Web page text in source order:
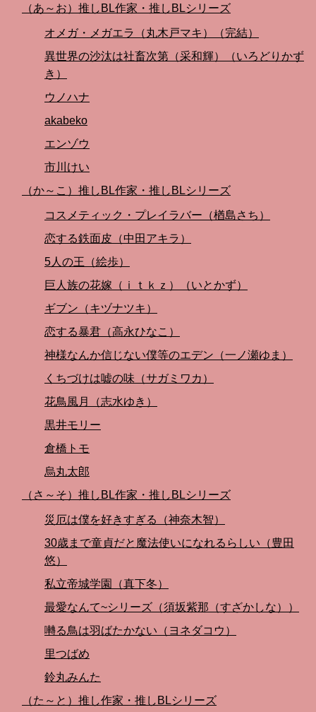
（あ～お）推しBL作家・推しBLシリーズ
オメガ・メガエラ（丸木戸マキ）（完結）
異世界の沙汰は社畜次第（采和輝）（いろどりかず
き）
ウノハナ
akabeko
エンゾウ
市川けい
（か～こ）推しBL作家・推しBLシリーズ
コスメティック・プレイラバー（楢島さち）
恋する鉄面皮（中田アキラ）
5人の王（絵歩）
巨人族の花嫁（ｉｔｋｚ）（いとかず）
ギブン（キヅナツキ）
恋する暴君（高永ひなこ）
神様なんか信じない僕等のエデン（一ノ瀬ゆま）
くちづけは嘘の味（サガミワカ）
花鳥風月（志水ゆき）
黒井モリー
倉橋トモ
烏丸太郎
（さ～そ）推しBL作家・推しBLシリーズ
災厄は僕を好きすぎる（神奈木智）
30歳まで童貞だと魔法使いになれるらしい（豊田
悠）
私立帝城学園（真下冬）
最愛なんて~シリーズ（須坂紫那（すざかしな））
囀る鳥は羽ばたかない（ヨネダコウ）
里つばめ
鈴丸みんた
（た～と）推し作家・推しBLシリーズ